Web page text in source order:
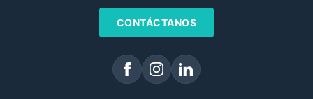
CONTÁCTANOS